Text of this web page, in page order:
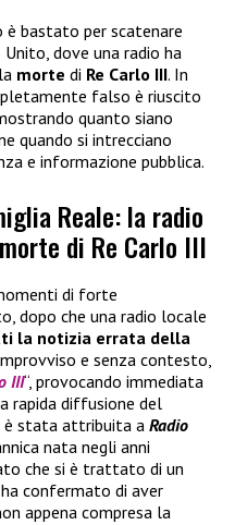
bastato per scatenare
dove una radio ha
morte di Re Carlo III. In
falso è riuscito
quanto siano
quando si intrecciano
e informazione pubblica.
Reale: la radio
di Re Carlo III
di forte
dopo che una radio locale
la notizia errata della
e senza contesto,
III“, provocando immediata
rapida diffusione del
è stata attribuita a Radio
nata negli anni
che si è trattato di un
confermato di aver
appena compresa la